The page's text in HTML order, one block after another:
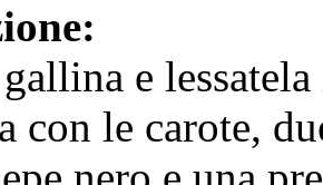
e
con le carote,